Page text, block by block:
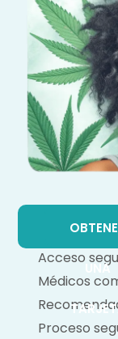
UNA
Acceso
Médicos
Proceso